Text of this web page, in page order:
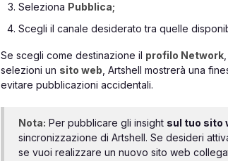
Seleziona Pubblica;
Scegli il canale desiderato tra quelle
Se scegli come destinazione il profilo Network
selezioni un sito web , Artshell mostrerà una
evitare pubblicazioni accidentali.
Nota: Per pubblicare gli insight sul tuo sito
sincronizzazione di Artshell. Se desideri
se vuoi realizzare un nuovo sito web